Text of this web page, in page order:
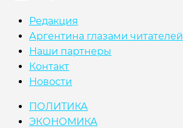
Редакция
Аргентина глазами читателей
Наши партнеры
Контакт
Новости
ПОЛИТИКА
ЭКОНОМИКА